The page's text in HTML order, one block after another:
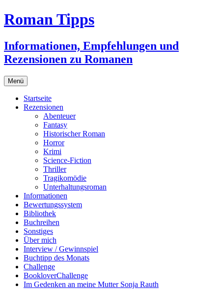
Zum
Inhalt
Roman Tipps
Informationen, Empfehlungen und
Rezensionen zu Romanen
Menü
Startseite
Rezensionen
Abenteuer
Fantasy
Historischer Roman
Horror
Krimi
Science-Fiction
Thriller
Tragikomödie
Unterhaltungsroman
Informationen
Bewertungssystem
Bibliothek
Buchreihen
Sonstiges
Über mich
Interview / Gewinnspiel
Buchtipp des Monats
Challenge
BookloverChallenge
Im Gedenken an meine Mutter Sonja Rauth